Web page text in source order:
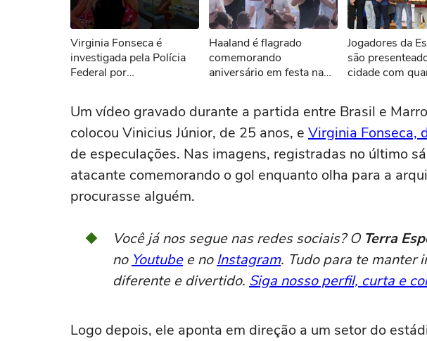
Não foi possível reproduzir o vídeo
Tentar novamente
Virginia Fonseca é
investigada pela Polícia
Federal por
em empresas, diz revista
Haaland é flagrado
comemorando
aniversário em festa na
Jogadores da
são
cidade com
Um vídeo gravado durante a partida entre Brasil e
colocou Vinicius Júnior, de 25 anos, e Virginia Fonseca,
de especulações. Nas imagens, registradas no último
atacante comemorando o gol enquanto olha para a
procurasse alguém.
Você já nos segue nas redes sociais? O Terra
no Youtubee noInstagram. Tudo para te manter
diferente e divertido. Siga nosso perfil, curta e
Logo depois, ele aponta em direção a um setor do